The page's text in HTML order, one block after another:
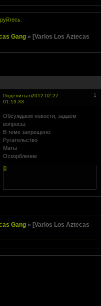
.
Gang » [Varios Los Aztecas
Поделиться 1
2012-02-27
01:19:33
Обсуждаем новости, задаём
вопросы.
В теме запрещено:
Ругательство
Маты
Оскорбление
0
Gang »[Varios Los Aztecas